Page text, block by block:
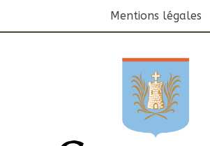
Mentions légales